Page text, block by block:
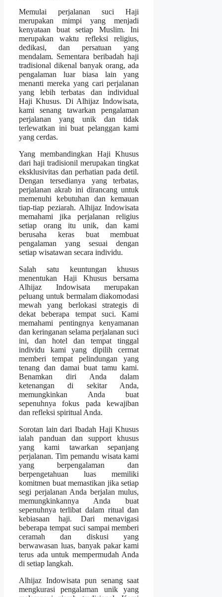
Memulai perjalanan suci Haji
merupakan mimpi yang menjadi
kenyataan buat setiap Muslim. Ini
merupakan waktu refleksi religius,
dedikasi, dan persatuan yang
mendalam. Sementara beribadah haji
tradisional dikenal banyak orang, ada
pengalaman luar biasa lain yang
menanti mereka yang cari perjalanan
yang lebih terbatas dan individual
Haji Khusus. Di Alhijaz Indowisata,
kami senang tawarkan pengalaman
perjalanan yang unik dan tidak
terlewatkan ini buat pelanggan kami
yang cerdas.
Yang membandingkan Haji Khusus
dari haji tradisionil merupakan tingkat
eksklusivitas dan perhatian pada detil.
Dengan tersedianya yang terbatas,
perjalanan akrab ini dirancang untuk
memenuhi kebutuhan dan kemauan
tiap-tiap peziarah. Alhijaz Indowisata
memahami jika perjalanan religius
setiap orang itu unik, dan kami
berusaha keras buat membuat
pengalaman yang sesuai dengan
setiap wisatawan secara individu.
Salah satu keuntungan khusus
menentukan Haji Khusus bersama
Alhijaz Indowisata merupakan
peluang untuk bermalam diakomodasi
mewah yang berlokasi strategis di
dekat beberapa tempat suci. Kami
memahami pentingnya kenyamanan
dan keringanan selama perjalanan suci
ini, dan hotel dan tempat tinggal
individu kami yang dipilih cermat
memberi tempat pelindungan yang
tenang dan damai buat tamu kami.
Benamkan diri Anda dalam
ketenangan di sekitar Anda,
memungkinkan Anda buat
sepenuhnya fokus pada kewajiban
dan refleksi spiritual Anda.
Sorotan lain dari Ibadah Haji Khusus
ialah panduan dan support khusus
yang kami tawarkan sepanjang
perjalanan. Tim pemandu wisata kami
yang berpengalaman dan
berpengetahuan luas memiliki
komitmen buat memastikan jika setiap
segi perjalanan Anda berjalan mulus,
memungkinkannya Anda buat
sepenuhnya terlibat dalam ritual dan
kebiasaan haji. Dari menavigasi
beberapa tempat suci sampai memberi
ceramah dan diskusi yang
berwawasan luas, banyak pakar kami
terus ada untuk mempermudah Anda
di setiap langkah.
Alhijaz Indowisata pun senang saat
mengkurasi pengalaman unik yang